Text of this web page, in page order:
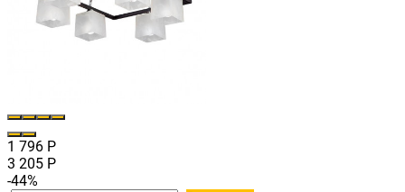
1 796 Р
3 205 Р
-44%